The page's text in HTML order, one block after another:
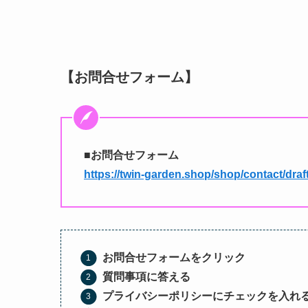
【お問合せフォーム】
■お問合せフォーム
https://twin-garden.shop/shop/contact/
お問合せフォームをクリック
質問事項に答える
プライバシーポリシーにチェックを入れ